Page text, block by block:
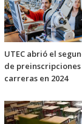
UTEC abrió el
de
carreras en 2024